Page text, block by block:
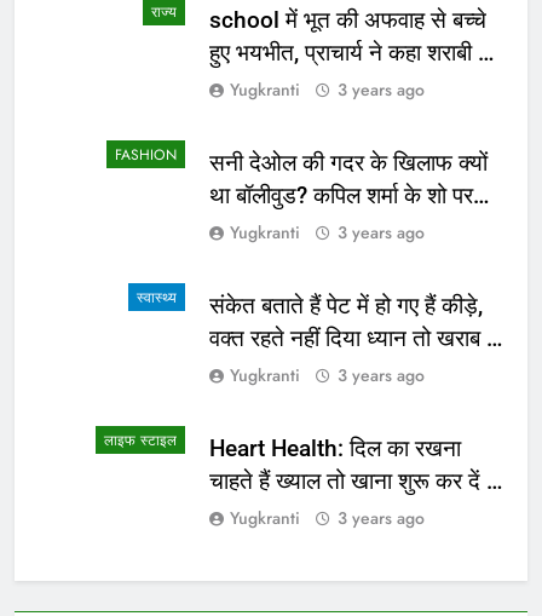
राज्य
school में भूत की अफवाह से बच्चे
हुए भयभीत, प्राचार्य ने कहा शराबी ने
उड़ाई अफवाह
Yugkranti 3 years ago
FASHION
सनी देओल की गदर के खिलाफ क्यों
था बॉलीवुड? कपिल शर्मा के शो पर
सामने आई सच्चाई
Yugkranti 3 years ago
स्वास्थ्य
संकेत बताते हैं पेट में हो गए हैं कीड़े,
वक्त रहते नहीं दिया ध्यान तो खराब हो
जाएगी हालत
Yugkranti 3 years ago
लाइफ स्टाइल
Heart Health: दिल का रखना
चाहते हैं ख्याल तो खाना शुरू कर दें ये
4 चीजें
Yugkranti 3 years ago